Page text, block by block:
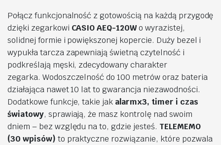
Połącz funkcjonalność z gotowością na każdą przygodę
dzięki zegarkowi CASIO AEQ-120Wo wyrazistej,
solidnej formie i powiększonej kopercie. Duży bezel i
wypukła tarcza zapewniają świetną czytelność i
podkreślają męski, zdecydowany charakter
zegarka. Wodoszczelność do 100 metrów oraz bateria
działająca nawet 10 lat to gwarancja niezawodności.
Dodatkowe funkcje, takie jak alarmx3, timer i czas
światowy, sprawiają, że masz kontrolę nad swoim
dniem – bez względu na to, gdzie jesteś. TELEMEMO
(30 wpisów) to praktyczne rozwiązanie, które pozwala